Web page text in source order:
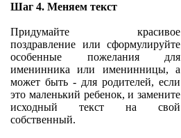
Шаг 4. Меняем текст
Придумайте красивое
поздравление или сформулируйте
особенные пожелания для
именинника или именинницы, а
может быть - для родителей, если
это маленький ребенок, и замените
исходный текст на свой
собственный.